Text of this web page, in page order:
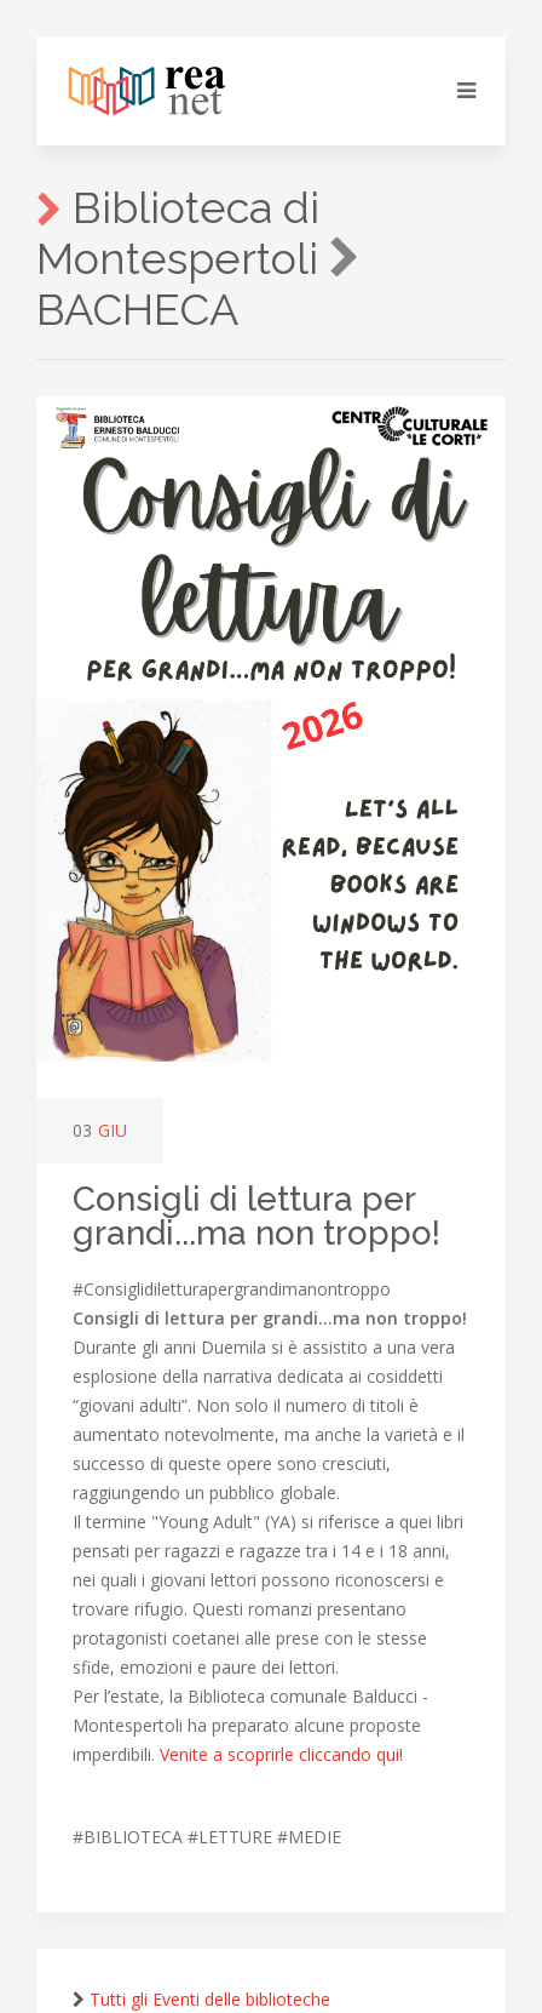
Biblioteca di
Montespertoli
BACHECA
03 GIU
Consigli di lettura per
grandi...ma non troppo!
#Consiglidiletturapergrandimanontroppo
Consigli di lettura per grandi...ma non troppo!
Durante gli anni Duemila si è assistito a una vera
esplosione della narrativa dedicata ai cosiddetti
“giovani adulti”. Non solo il numero di titoli è
aumentato notevolmente, ma anche la varietà e il
successo di queste opere sono cresciuti,
raggiungendo un pubblico globale.
Il termine "Young Adult" (YA) si riferisce a quei libri
pensati per ragazzi e ragazze tra i 14 e i 18 anni,
nei quali i giovani lettori possono riconoscersi e
trovare rifugio. Questi romanzi presentano
protagonisti coetanei alle prese con le stesse
sfide, emozioni e paure dei lettori.
Per l’estate, la Biblioteca comunale Balducci -
Montespertoli ha preparato alcune proposte
imperdibili. Venite a scoprirle cliccando qui!
#BIBLIOTECA #LETTURE #MEDIE
Tutti gli Eventi delle biblioteche